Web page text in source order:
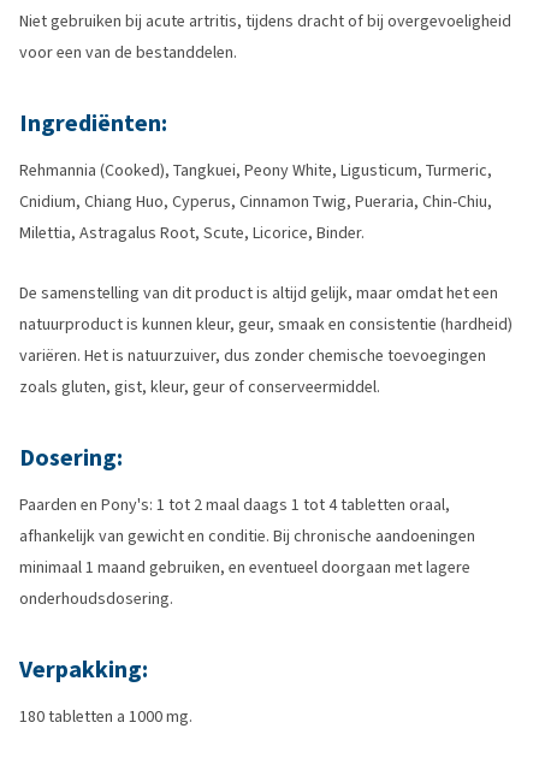
Niet gebruiken bij acute artritis, tijdens dracht of bij overgevoeligheid
voor een van de bestanddelen.
Ingrediënten:
Rehmannia (Cooked), Tangkuei, Peony White, Ligusticum, Turmeric,
Cnidium, Chiang Huo, Cyperus, Cinnamon Twig, Pueraria, Chin-Chiu,
Milettia, Astragalus Root, Scute, Licorice, Binder.
De samenstelling van dit product is altijd gelijk, maar omdat het een
natuurproduct is kunnen kleur, geur, smaak en consistentie (hardheid)
variëren. Het is natuurzuiver, dus zonder chemische toevoegingen
zoals gluten, gist, kleur, geur of conserveermiddel.
Dosering:
Paarden en Pony's: 1 tot 2 maal daags 1 tot 4 tabletten oraal,
afhankelijk van gewicht en conditie. Bij chronische aandoeningen
minimaal 1 maand gebruiken, en eventueel doorgaan met lagere
onderhoudsdosering.
Verpakking:
180 tabletten a 1000 mg.